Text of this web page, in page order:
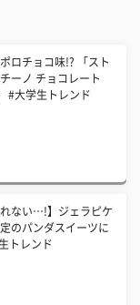
ロチョコ味!? 「スト
ーノ チョコレート
#大学生トレンド
れない…!】ジェラピケ
のパンダスイーツに
トレンド